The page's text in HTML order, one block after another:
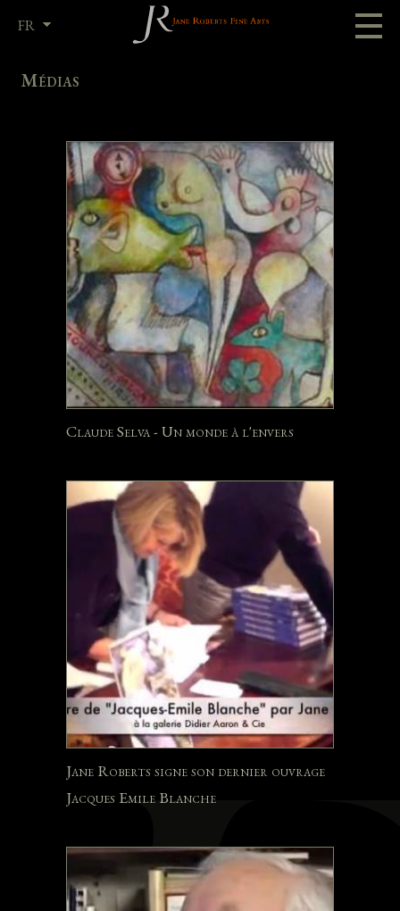
FR
Médias
Claude Selva - Un monde à l'envers
Jane Roberts signe son dernier ouvrage
Jacques Emile Blanche